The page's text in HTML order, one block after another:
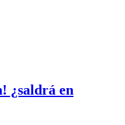
¿saldrá en